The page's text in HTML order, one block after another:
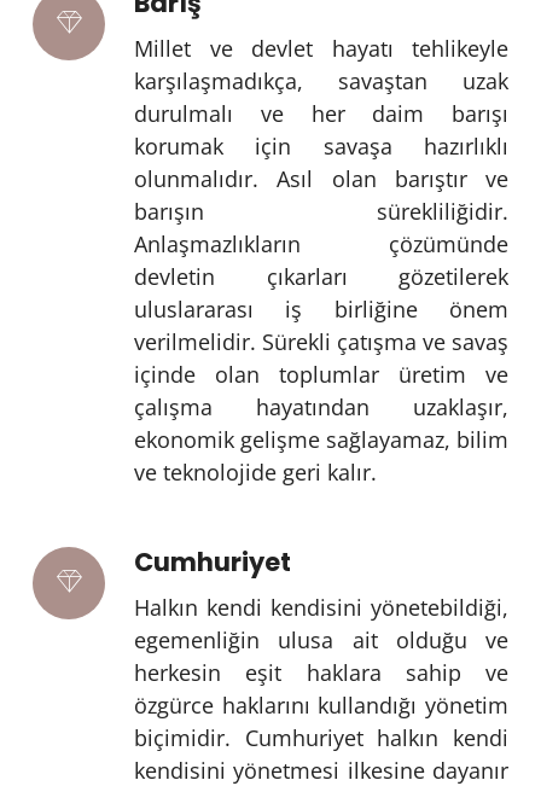
Millet ve devlet hayatı tehlikeyle
karşılaşmadıkça, savaştan uzak
durulmalı ve her daim barışı
korumak için savaşa hazırlıklı
olunmalıdır. Asıl olan barıştır ve
barışın sürekliliğidir.
Anlaşmazlıkların çözümünde
devletin çıkarları gözetilerek
uluslararası iş birliğine önem
verilmelidir. Sürekli çatışma ve savaş
içinde olan toplumlar üretim ve
çalışma hayatından uzaklaşır,
ekonomik gelişme sağlayamaz, bilim
ve teknolojide geri kalır.
Cumhuriyet
Halkın kendi kendisini yönetebildiği,
egemenliğin ulusa ait olduğu ve
herkesin eşit haklara sahip ve
özgürce haklarını kullandığı yönetim
biçimidir. Cumhuriyet halkın kendi
kendisini yönetmesi ilkesine dayanır